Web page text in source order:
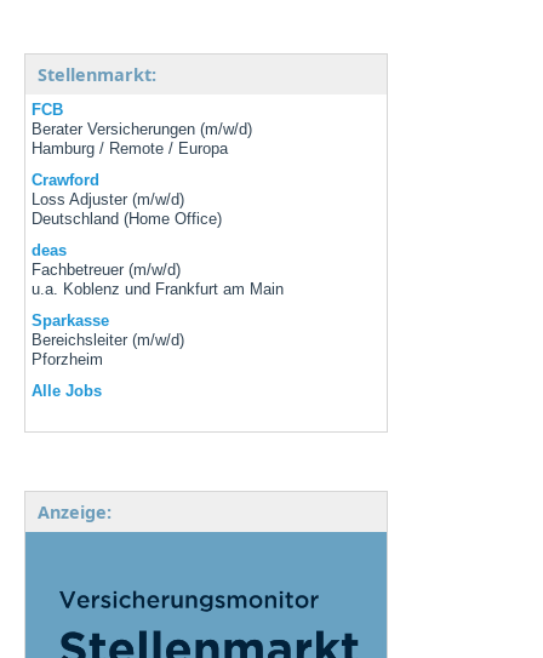
Stellenmarkt:
FCB
Berater Versicherungen (m/w/d)
Hamburg / Remote / Europa
Crawford
Loss Adjuster (m/w/d)
Deutschland (Home Office)
deas
Fachbetreuer (m/w/d)
u.a. Koblenz und Frankfurt am Main
Sparkasse
Bereichsleiter (m/w/d)
Pforzheim
Alle Jobs
Anzeige: